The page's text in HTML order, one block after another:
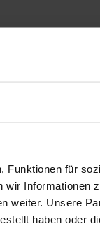
für
Informationen
weiter. Unsere
haben oder